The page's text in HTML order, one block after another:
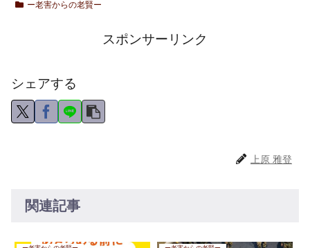
ー老害からの老賢ー
スポンサーリンク
シェアする
上原 雅登
関連記事